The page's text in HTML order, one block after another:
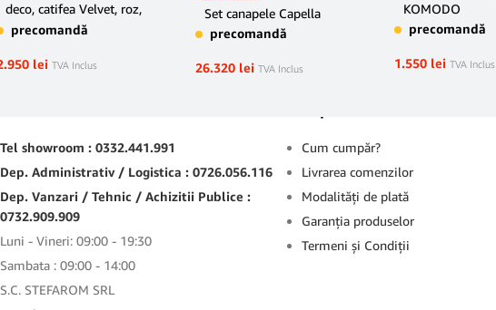
deco, catifea Velvet, roz,
NOBLIN
precomandă
lei TVA Inclus
Set canapele Capella
precomandă
26.320 lei TVA Inclus
KOMODO
precomandă
1.550 lei TVA Inclus
Tel showroom : 0332.441.991
Dep. Administrativ / Logistica : 0726.056.116
Dep. Vanzari / Tehnic / Achizitii Publice :
0732.909.909
Luni - Vineri: 09:00 - 19:30
Sambata : 09:00 - 14:00
S.C. STEFAROM SRL
Cum cumpăr?
Livrarea comenzilor
Modalităţi de plată
Garanţia produselor
Termeni şi Condiţii